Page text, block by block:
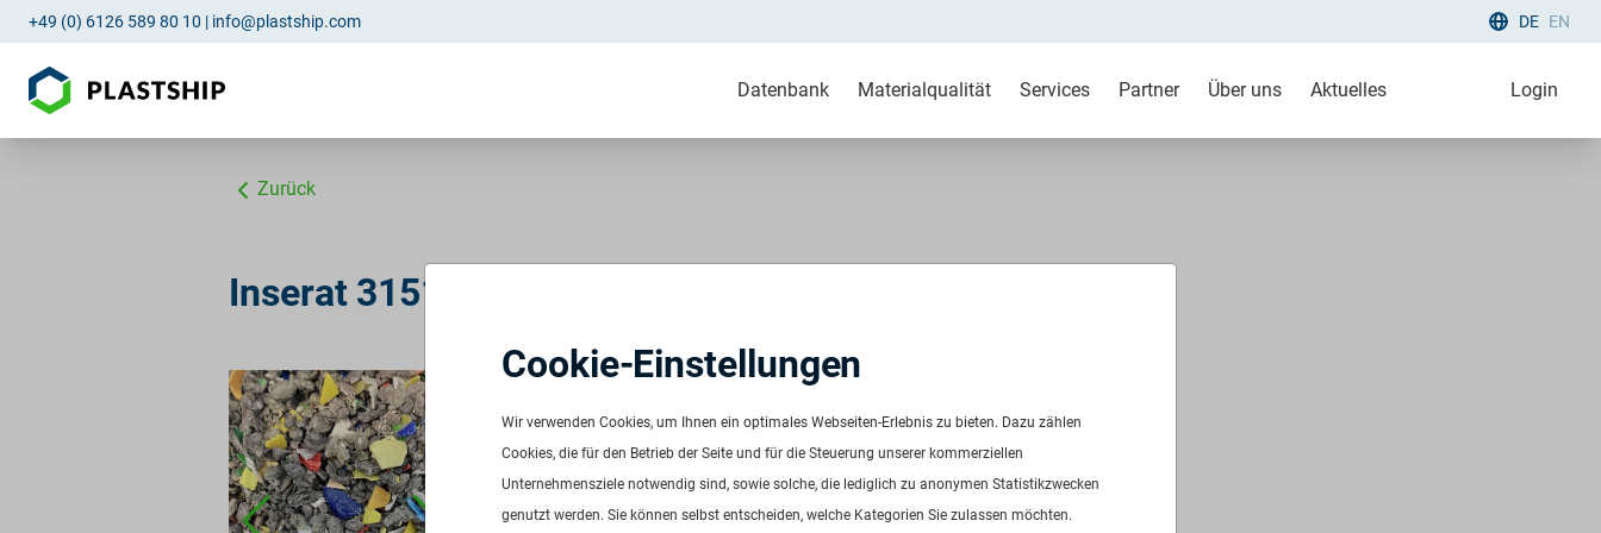
+49 (0) 6126 589 80 10 | info@plastship.com DE EN
Datenbank Materialqualität Services Partner Über uns Aktuelles Login
Zurück
Inserat 3151: PE-HD+PP+PET grau bunt
PO Agglomerat
Verfügbar ab:Sofort
Frequenz:
Cookie-Einstellungen
Wir verwenden Cookies, um Ihnen ein optimales Webseiten-Erlebnis zu bieten. Dazu zählen
Cookies, die für den Betrieb der Seite und für die Steuerung unserer kommerziellen
Unternehmensziele notwendig sind, sowie solche, die lediglich zu anonymen Statistikzwecken
genutzt werden. Sie können selbst entscheiden, welche Kategorien Sie zulassen möchten.